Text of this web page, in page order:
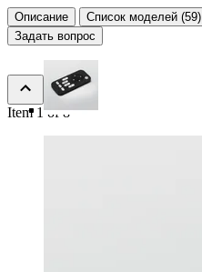
Описание
Список моделей (59)
Задать вопрос
Item 1 of 8